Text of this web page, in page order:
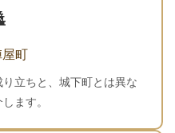
屋町
立ちと、城下町とは異な
ます。